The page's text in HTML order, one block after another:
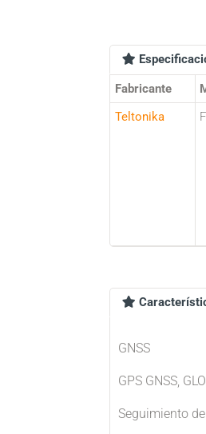
Fabricante
Teltonika
GNSS
GPS GNSS,
Seguimiento